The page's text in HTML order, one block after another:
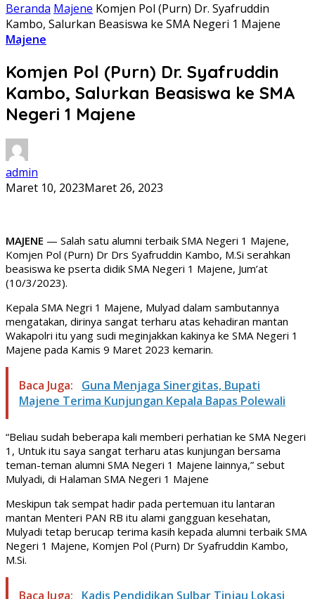
Beranda Majene Komjen Pol (Purn) Dr. Syafruddin
Kambo, Salurkan Beasiswa ke SMA Negeri 1 Majene
Majene
Komjen Pol (Purn) Dr. Syafruddin
Kambo, Salurkan Beasiswa ke SMA
Negeri 1 Majene
admin
Maret 10, 2023Maret 26, 2023
MAJENE — Salah satu alumni terbaik SMA Negeri 1 Majene,
Komjen Pol (Purn) Dr Drs Syafruddin Kambo, M.Si serahkan
beasiswa ke pserta didik SMA Negeri 1 Majene, Jum’at
(10/3/2023).
Kepala SMA Negri 1 Majene, Mulyad dalam sambutannya
mengatakan, dirinya sangat terharu atas kehadiran mantan
Wakapolri itu yang sudi meginjakkan kakinya ke SMA Negeri 1
Majene pada Kamis 9 Maret 2023 kemarin.
Baca Juga:
Guna Menjaga Sinergitas, Bupati
Majene Terima Kunjungan Kepala Bapas Polewali
“Beliau sudah beberapa kali memberi perhatian ke SMA Negeri
1, Untuk itu saya sangat terharu atas kunjungan bersama
teman-teman alumni SMA Negeri 1 Majene lainnya,” sebut
Mulyadi, di Halaman SMA Negeri 1 Majene
Meskipun tak sempat hadir pada pertemuan itu lantaran
mantan Menteri PAN RB itu alami gangguan kesehatan,
Mulyadi tetap berucap terima kasih kepada alumni terbaik SMA
Negeri 1 Majene, Komjen Pol (Purn) Dr Syafruddin Kambo,
M.Si.
Baca Juga: Kadis Pendidikan Sulbar Tinjau Lokasi